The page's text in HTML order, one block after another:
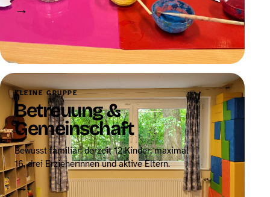
→
KLEINE GRUPPE
Betreuung &
Gemeinschaft
Bewusst familiär: derzeit 12 Kinder, maximal
16, drei Erzieherinnen und aktive Eltern.
→